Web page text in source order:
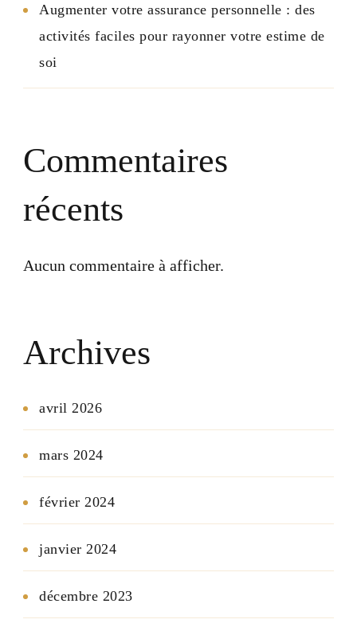
Augmenter votre assurance personnelle : des
activités faciles pour rayonner votre estime de
soi
Commentaires
récents
Aucun commentaire à afficher.
Archives
avril 2026
mars 2024
février 2024
janvier 2024
décembre 2023